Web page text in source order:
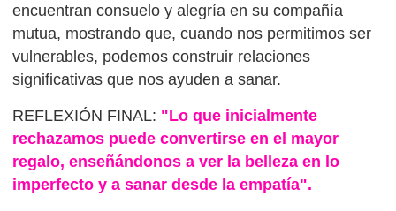
encuentran consuelo y alegría en su compañía
mutua, mostrando que, cuando nos permitimos ser
vulnerables, podemos construir relaciones
significativas que nos ayuden a sanar.
REFLEXIÓN FINAL: "Lo que inicialmente
rechazamos puede convertirse en el mayor
regalo, enseñándonos a ver la belleza en lo
imperfecto y a sanar desde la empatía".